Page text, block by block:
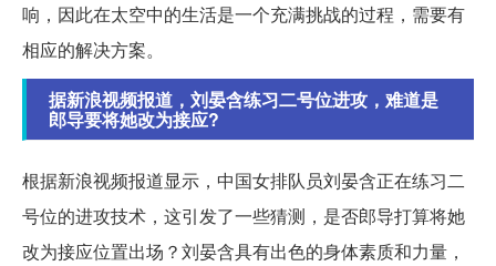
响，因此在太空中的生活是一个充满挑战的过程，需要有
相应的解决方案。
据新浪视频报道，刘晏含练习二号位进攻，难道是
郎导要将她改为接应?
根据新浪视频报道显示，中国女排队员刘晏含正在练习二
号位的进攻技术，这引发了一些猜测，是否郎导打算将她
改为接应位置出场？刘晏含具有出色的身体素质和力量，